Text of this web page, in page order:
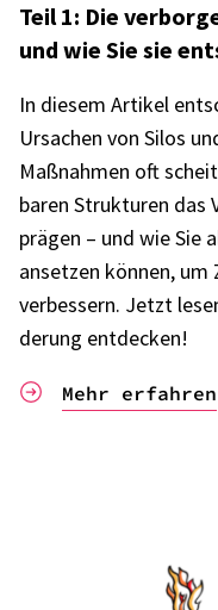
Teil 1: Die
und wie Sie sie
In diesem Arti­kel
Ursa­chen von Silos
Maßnah­men oft
ba­ren Struk­tu­ren das
prägen – und wie Sie
anset­zen können,
verbes­sern. Jetzt
de­rung entde­cken!
Mehr erfahren